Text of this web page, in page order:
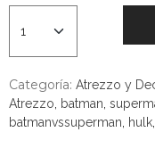
Categoría: Atrezzo y
Atrezzo
batman
batmanvssuperman
hulk